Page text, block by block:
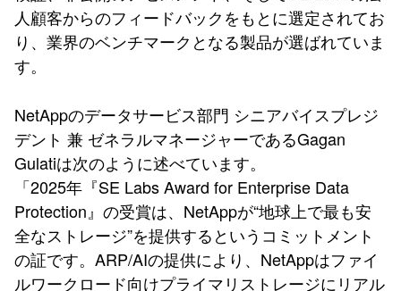
人顧客からのフィードバックをもとに選定されてお
り、業界のベンチマークとなる製品が選ばれていま
す。
NetAppのデータサービス部門 シニアバイスプレジ
デント 兼 ゼネラルマネージャーであるGagan
Gulatiは次のように述べています。
「2025年『SE Labs Award for Enterprise Data
Protection』の受賞は、NetAppが“地球上で最も安
全なストレージ”を提供するというコミットメント
の証です。ARP/AIの提供により、NetAppはファイ
ルワークロード向けプライマリストレージにリアル